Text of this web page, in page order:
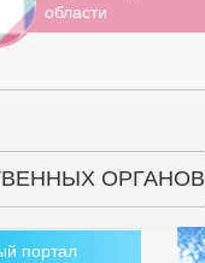
области
ОРГАНОВ
портал